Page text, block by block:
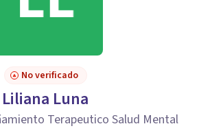
No verificado
Liliana Luna
Terapeutico Salud Mental